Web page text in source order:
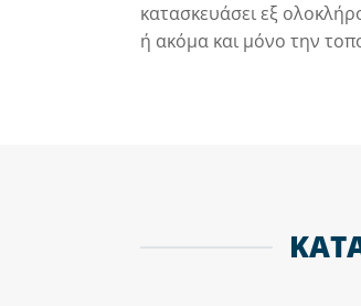
κατασκευάσει εξ
ή ακόμα και μόνο την